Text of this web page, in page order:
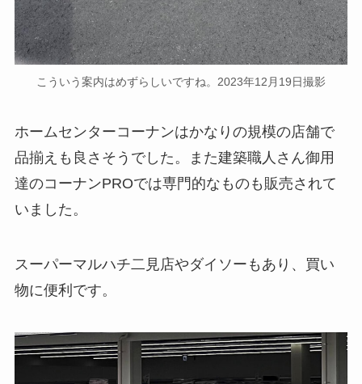
こういう案内はめずらしいですね。2023年12月19日撮影
ホームセンターコーナンはかなりの規模の店舗で
品揃えも良さそうでした。また建築職人さん御用
達のコーナンPROでは専門的なものも販売されて
いました。
スーパーマルハチ二見店やダイソーもあり、買い
物に便利です。